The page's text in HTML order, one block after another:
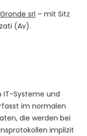
srl – mit Sitz
(Av).
IT-Systeme und
im normalen
die werden bei
implizit